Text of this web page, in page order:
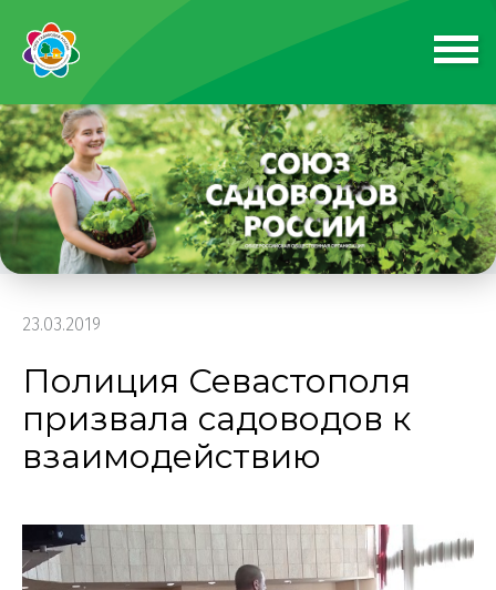
23.03.2019
Полиция Севастополя
призвала садоводов к
взаимодействию